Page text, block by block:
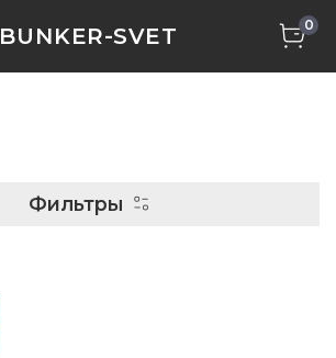
BUNKER-SVET 0
Фильтры